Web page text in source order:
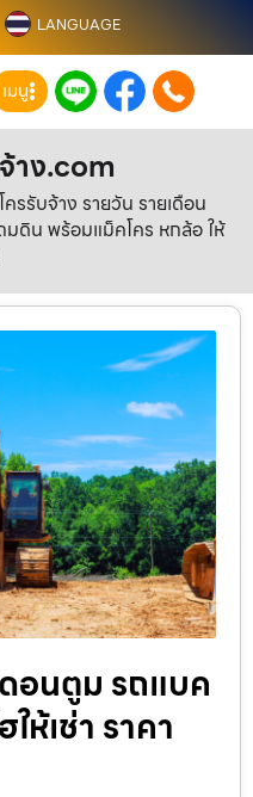
LANGUAGE
เมนู
าง.com
รรับจ้าง รายวัน รายเดือน
ดิน พร้อมแม็คโคร หกล้อ ให้
อนตูม รถแบค
ห้เช่า ราคา